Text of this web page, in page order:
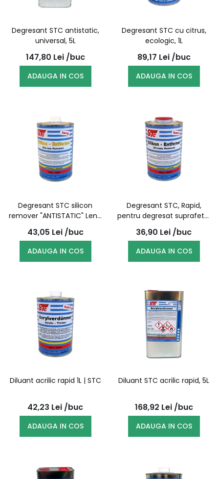
Degresant STC antistatic,
universal, 5L
147,80 Lei /buc
ADAUGA IN COS
Degresant STC cu citrus,
ecologic, 1L
89,17 Lei /buc
ADAUGA IN COS
Degresant STC silicon
remover "ANTISTATIC" Lent,
43,05 Lei /buc
ADAUGA IN COS
Degresant STC, Rapid,
pentru degresat suprafete,
36,90 Lei /buc
ADAUGA IN COS
Diluant acrilic rapid 1L | STC
42,23 Lei /buc
ADAUGA IN COS
Diluant STC acrilic rapid, 5L
168,92 Lei /buc
ADAUGA IN COS